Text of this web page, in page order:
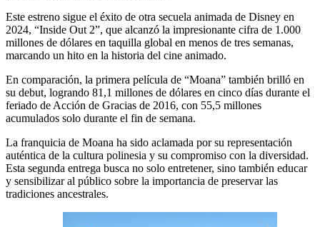
Este estreno sigue el éxito de otra secuela animada de Disney en
2024, “Inside Out 2”, que alcanzó la impresionante cifra de 1.000
millones de dólares en taquilla global en menos de tres semanas,
marcando un hito en la historia del cine animado.
En comparación, la primera película de “Moana” también brilló en
su debut, logrando 81,1 millones de dólares en cinco días durante el
feriado de Acción de Gracias de 2016, con 55,5 millones
acumulados solo durante el fin de semana.
La franquicia de Moana ha sido aclamada por su representación
auténtica de la cultura polinesia y su compromiso con la diversidad.
Esta segunda entrega busca no solo entretener, sino también educar
y sensibilizar al público sobre la importancia de preservar las
tradiciones ancestrales.